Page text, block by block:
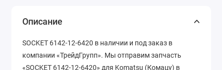
Описание
SOCKET 6142-12-6420 в наличии и под заказ в
компании «ТрейдГрупп». Мы отправим запчасть
«SOCKET 6142-12-6420» для Komatsu (Комацу) в